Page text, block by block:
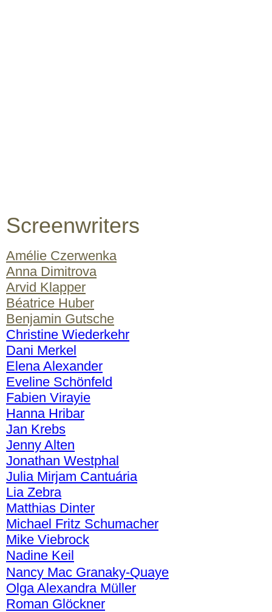
Screenwriters
Amélie Czerwenka
Anna Dimitrova
Arvid Klapper
Béatrice Huber
Benjamin Gutsche
Christine Wiederkehr
Dani Merkel
Elena Alexander
Eveline Schönfeld
Fabien Virayie
Hanna Hribar
Jan Krebs
Jenny Alten
Jonathan Westphal
Julia Mirjam Cantuária
Lia Zebra
Matthias Dinter
Michael Fritz Schumacher
Mike Viebrock
Nadine Keil
Nancy Mac Granaky-Quaye
Olga Alexandra Müller
Roman Glöckner